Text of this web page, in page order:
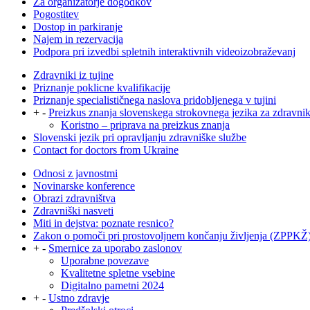
Pogostitev
Dostop in parkiranje
Najem in rezervacija
Podpora pri izvedbi spletnih interaktivnih videoizobraževanj
Zdravniki iz tujine
Priznanje poklicne kvalifikacije
Priznanje specialističnega naslova pridobljenega v tujini
+ - Preizkus znanja slovenskega strokovnega jezika za
Koristno – priprava na preizkus znanja
Slovenski jezik pri opravljanju zdravniške službe
Contact for doctors from Ukraine
Odnosi z javnostmi
Novinarske konference
Obrazi zdravništva
Zdravniški nasveti
Miti in dejstva: poznate resnico?
Zakon o pomoči pri prostovoljnem končanju življenja
+ - Smernice za uporabo zaslonov
Uporabne povezave
Kvalitetne spletne vsebine
Digitalno pametni 2024
+ - Ustno zdravje